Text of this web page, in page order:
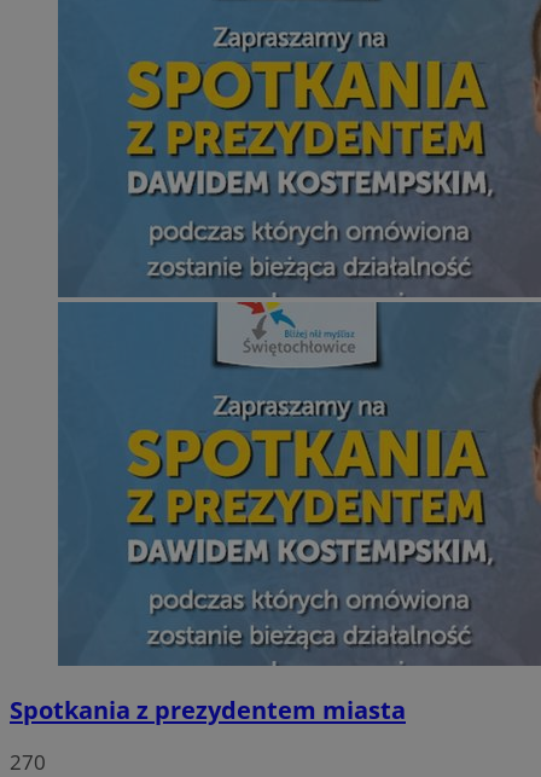
Spotkania z prezydentem miasta
270